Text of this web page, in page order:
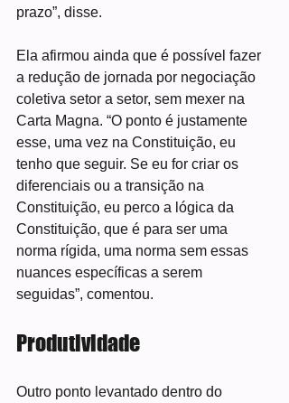
prazo”, disse.
Ela afirmou ainda que é possível fazer
a redução de jornada por negociação
coletiva setor a setor, sem mexer na
Carta Magna. “O ponto é justamente
esse, uma vez na Constituição, eu
tenho que seguir. Se eu for criar os
diferenciais ou a transição na
Constituição, eu perco a lógica da
Constituição, que é para ser uma
norma rígida, uma norma sem essas
nuances específicas a serem
seguidas”, comentou.
Produtividade
Outro ponto levantado dentro do